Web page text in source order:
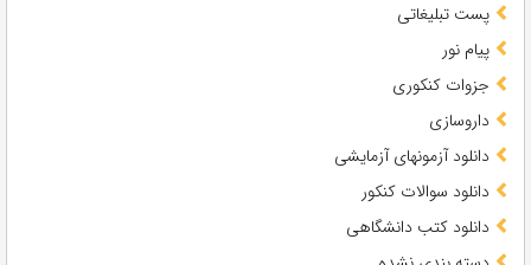
پست تبلیغاتی
پیام نور
جزوات کنکوری
داروسازی
دانلود آزمونهای آزمایشی
دانلود سوالات کنکور
دانلود کتب دانشگاهی